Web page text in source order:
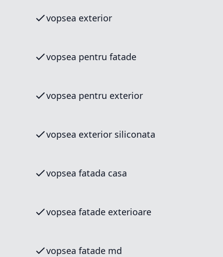
vopsea exterior
vopsea pentru fatade
vopsea pentru exterior
vopsea exterior siliconata
vopsea fatada casa
vopsea fatade exterioare
vopsea fatade md